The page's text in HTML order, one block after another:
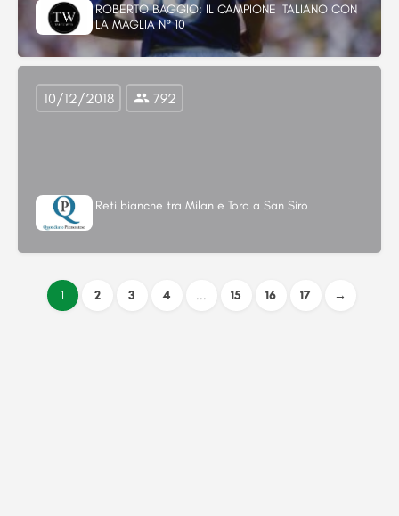
ROBERTO BAGGIO: IL CAMPIONE ITALIANO CON
LA MAGLIA N° 10
Reti bianche tra Milan e Toro a San Siro
10/12/2018 792
1 2 3 4 ... 15 16 17 →